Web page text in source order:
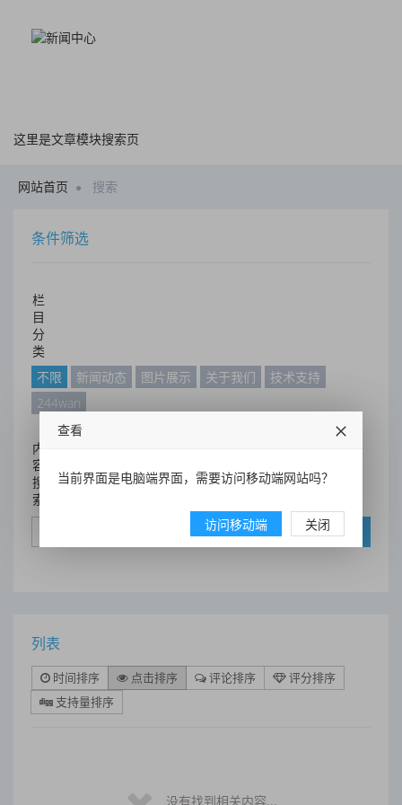
这里是文章模块搜索页
网站首页 搜索
条件筛选
栏
目
分
类
不限
新闻动态 图片展示 关于我们
技术支持
244wan
内
容
搜
索
搜索
列表
时间排序 点击排序 评论排序
评分排序
支持量排序
没有找到相关内容...
查看
当前界面是电脑端界面，需要访问移动端网站吗？
访问移动端 关闭